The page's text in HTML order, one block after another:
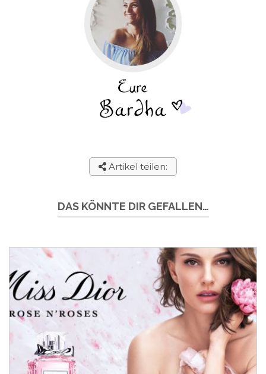
Artikel teilen:
DAS KÖNNTE DIR GEFALLEN…